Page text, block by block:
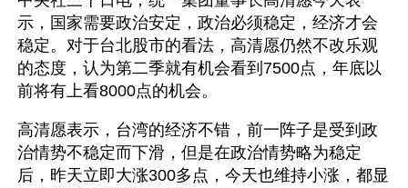
示，国家需要政治安定，政治必须稳定，经济才会
稳定。对于台北股市的看法，高清愿仍然不改乐观
的态度，认为第二季就有机会看到7500点，年底以
前将有上看8000点的机会。
高清愿表示，台湾的经济不错，前一阵子是受到政
治情势不稳定而下滑，但是在政治情势略为稳定
后，昨天立即大涨300多点，今天也维持小涨，都显